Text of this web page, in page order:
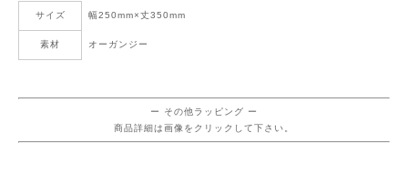
サイズ 幅250mm×丈350mm
素材 オーガンジー
ー その他ラッピング ー
商品詳細は画像をクリックして下さい。